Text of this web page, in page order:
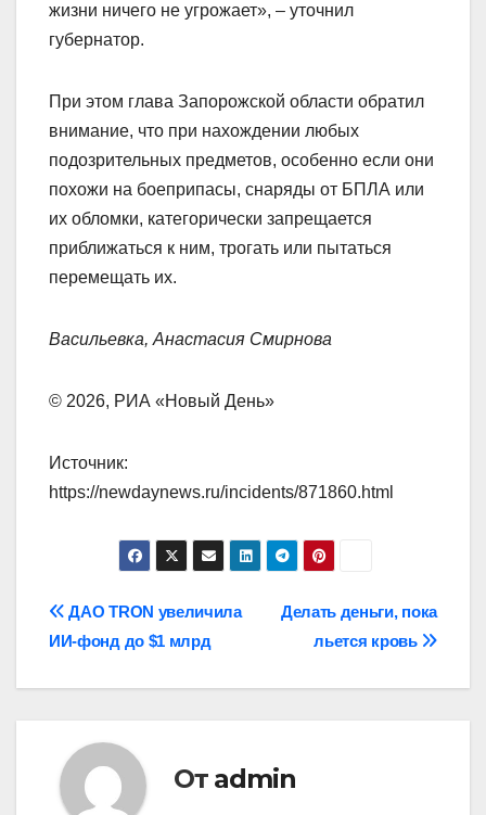
жизни ничего не угрожает», – уточнил
губернатор.
При этом глава Запорожской области обратил
внимание, что при нахождении любых
подозрительных предметов, особенно если они
похожи на боеприпасы, снаряды от БПЛА или
их обломки, категорически запрещается
приближаться к ним, трогать или пытаться
перемещать их.
Васильевка, Анастасия Смирнова
© 2026, РИА «Новый День»
Источник:
https://newdaynews.ru/incidents/871860.html
Навигация
по
Делать деньги, пока
льется кровь
ДАО TRON увеличила
ИИ-фонд до $1 млрд
От admin